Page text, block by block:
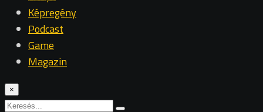
Képregény
Podcast
Game
Magazin
×